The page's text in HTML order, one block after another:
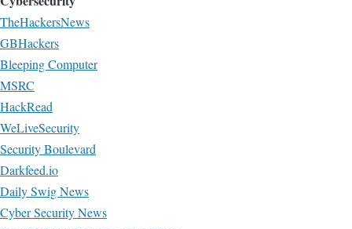
TheHackersNews
GBHackers
Bleeping Computer
MSRC
HackRead
WeLiveSecurity
Security Boulevard
Darkfeed.io
Daily Swig News
Cyber Security News